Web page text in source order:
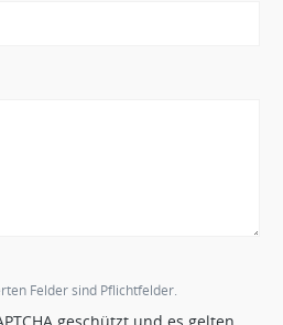
Felder sind Pflichtfelder.
geschützt und es gelten